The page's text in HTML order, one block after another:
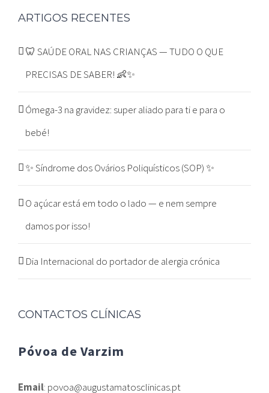
ARTIGOS RECENTES
🦷 SAÚDE ORAL NAS CRIANÇAS — TUDO O QUE
PRECISAS DE SABER! 👶✨
Ómega-3 na gravidez: super aliado para ti e para o
bebé!
✨ Síndrome dos Ovários Poliquísticos (SOP) ✨
O açúcar está em todo o lado — e nem sempre
damos por isso!
Dia Internacional do portador de alergia crónica
CONTACTOS CLÍNICAS
Póvoa de Varzim
Email: povoa@augustamatosclinicas.pt